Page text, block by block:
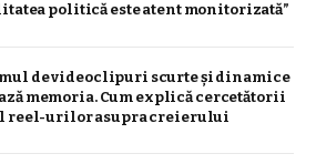
politică este atent monitorizată”
de videoclipuri scurte și dinamice
memoria. Cum explică cercetătorii
reel-urilor asupra creierului